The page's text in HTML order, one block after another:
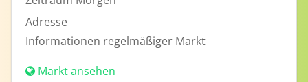
Adresse
Informationen regelmäßiger Markt
Markt ansehen